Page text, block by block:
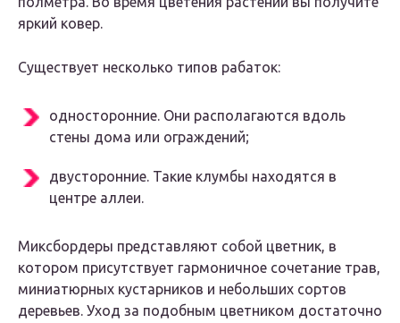
яркий ковер.
Существует несколько типов рабаток:
односторонние. Они располагаются вдоль
стены дома или ограждений;
двусторонние. Такие клумбы находятся в
центре аллеи.
Миксбордеры представляют собой цветник, в
котором присутствует гармоничное сочетание трав,
миниатюрных кустарников и небольших сортов
деревьев. Уход за подобным цветником достаточно